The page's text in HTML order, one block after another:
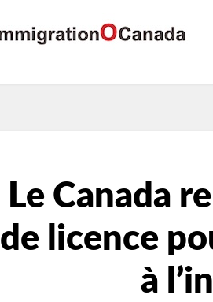
Le Canada
de licence
à